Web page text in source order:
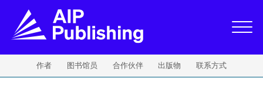
作者 图书馆员 合作伙伴 出版物 联系方式